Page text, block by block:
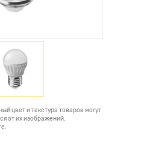
цвет и текстура товаров могут
от их изображений,